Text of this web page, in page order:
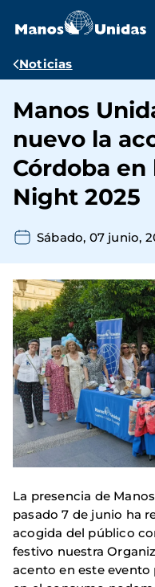
contenido
Ruta
navegación
Noticias
Manos
nuevo la
Córdoba
Night 2025
Sábado, 07 junio,
La presencia de
pasado 7 de junio ha
acogida del público
festivo nuestra
acento en este